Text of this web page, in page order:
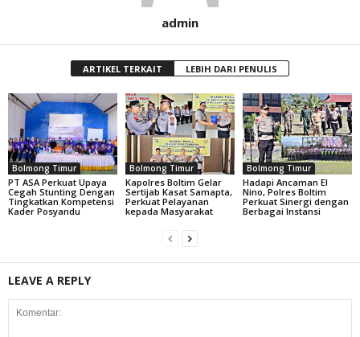
admin
ARTIKEL TERKAIT LEBIH DARI PENULIS
Bolmong Timur
PT ASA Perkuat Upaya
Cegah Stunting Dengan
Tingkatkan Kompetensi
Kader Posyandu
Bolmong Timur
Kapolres Boltim Gelar
Sertijab Kasat Samapta,
Perkuat Pelayanan
kepada Masyarakat
Bolmong Timur
Hadapi Ancaman El
Nino, Polres Boltim
Perkuat Sinergi dengan
Berbagai Instansi
LEAVE A REPLY